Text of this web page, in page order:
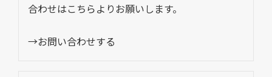
合わせはこちらよりお願いします。
→お問い合わせする